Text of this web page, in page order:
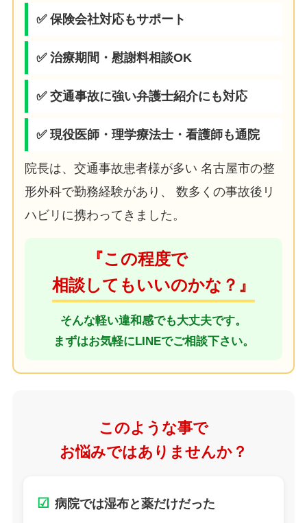
✅ 保険会社対応もサポート
✅ 治療期間・慰謝料相談OK
✅ 交通事故に強い弁護士紹介にも対応
✅ 現役医師・理学療法士・看護師も通院
院長は、交通事故患者様が多い 名古屋市の整
形外科で勤務経験があり、 数多くの事故後リ
ハビリに携わってきました。
『この程度で
相談してもいいのかな？』
そんな軽い違和感でも大丈夫です。
まずはお気軽にLINEでご相談下さい。
このような事で
お悩みではありませんか？
☑ 病院では湿布と薬だけだった